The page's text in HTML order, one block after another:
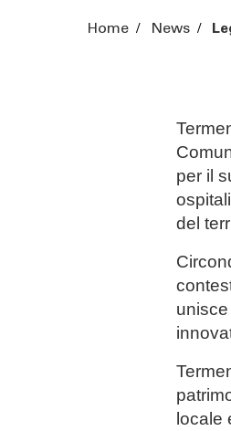
Home / News /
per il
del
locale